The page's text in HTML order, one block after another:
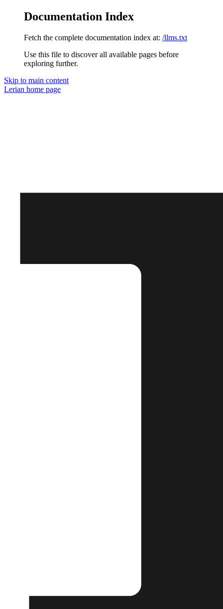
Documentation Index
Fetch the complete documentation index at: /llms.txt
Use this file to discover all available pages before
exploring further.
Skip to main content
Lerian home page